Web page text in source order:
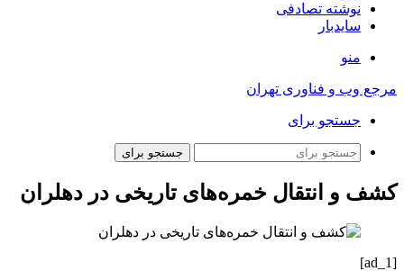
نوشته تصادفی
سایدبار
منو
مرجع وب و فناوری تهران
جستجو برای
جستجو برای
کشف و انتقال خمره‌های تاریخی در دهلران
[ad_1]